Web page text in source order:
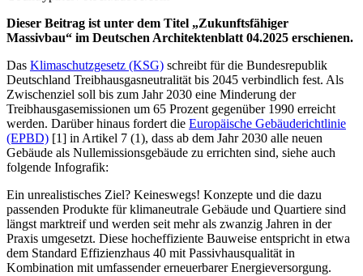
Dieser Beitrag ist unter dem Titel „Zukunftsfähiger
Massivbau“ im Deutschen Architektenblatt 04.2025 erschienen.
Das Klimaschutzgesetz (KSG) schreibt für die Bundesrepublik
Deutschland Treibhausgasneutralität bis 2045 verbindlich fest. Als
Zwischenziel soll bis zum Jahr 2030 eine Minderung der
Treibhausgasemissionen um 65 Prozent gegenüber 1990 erreicht
werden. Darüber hinaus fordert die Europäische Gebäuderichtlinie
(EPBD) [1] in Artikel 7 (1), dass ab dem Jahr 2030 alle neuen
Gebäude als Nullemissionsgebäude zu errichten sind, siehe auch
folgende Infografik:
Ein unrealistisches Ziel? Keineswegs! Konzepte und die dazu
passenden Produkte für klimaneutrale Gebäude und Quartiere sind
längst marktreif und werden seit mehr als zwanzig Jahren in der
Praxis umgesetzt. Diese hocheffiziente Bauweise entspricht in etwa
dem Standard Effizienzhaus 40 mit Passivhausqualität in
Kombination mit umfassender erneuerbarer Energieversorgung.